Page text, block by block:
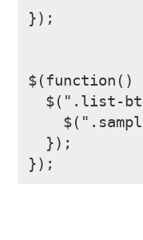
});
$(function()
$(".list-
  });
});